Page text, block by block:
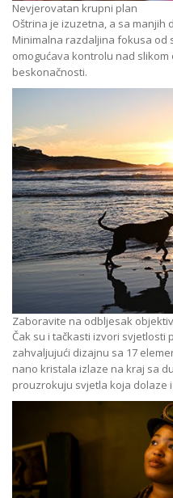
Nevjerovatan krupni plan
Oštrina je izuzetna, a sa manjih
Minimalna razdaljina fokusa od
omogućava kontrolu nad
beskonačnosti.
Zaboravite na odbljesak
Čak su i tačkasti izvori svjetlosti
zahvaljujući dizajnu sa 17
nano kristala izlaze na kraj sa
prouzrokuju svjetla koja dolaze